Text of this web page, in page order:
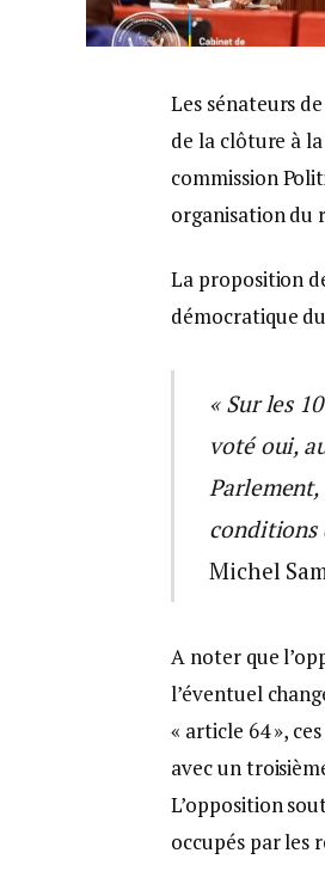
Les sénateurs
de la clôture à
commission
organisation du
La proposition
démocratique
« Sur les
voté oui,
conditions
Michel
A noter que
l’éventuel
« article 64 »,
avec un
L’opposition
occupés par les